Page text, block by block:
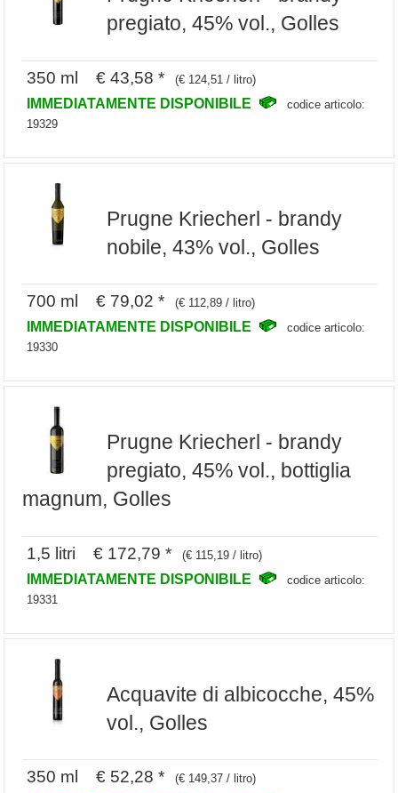
pregiato, 45% vol., Golles
350 ml € 43,58 * (€ 124,51 / litro)
IMMEDIATAMENTE DISPONIBILE
codice articolo:
19329
Prugne Kriecherl - brandy
nobile, 43% vol., Golles
700 ml € 79,02 * (€ 112,89 / litro)
IMMEDIATAMENTE DISPONIBILE
codice articolo:
19330
Prugne Kriecherl - brandy
pregiato, 45% vol., bottiglia
magnum, Golles
1,5 litri € 172,79 * (€ 115,19 / litro)
IMMEDIATAMENTE DISPONIBILE
codice articolo:
19331
Acquavite di albicocche, 45%
vol., Golles
350 ml € 52,28 * (€ 149,37 / litro)